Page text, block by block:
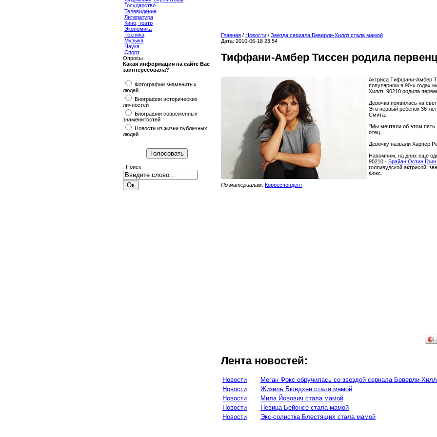
Государство
Телевидение
Литература
Кино, театр
Экономика
Техника
Музыка
Наука
Спорт
Опросы
Какая информация на сайте Вас
заинтересовала?
Фотографии знаменитых
людей
Биографии исторических
личностей
Биографии современных
знаменитостей
Новости из жизни публичных
людей
Поиск
Главная / Новости / Звезда сериала Беверли-Хиллз стала мамой
Дата: 2010-06-18 23:54
Тиффани-Амбер Тиссен родила
Актриса Тиффани-Амбер
популярном в 90-х годах
Хиллз, 90210 родила
Девочка появилась на
Это первый ребенок 36-
Смита.
"Мы мечтали об этом пять
отец.
Девочку назвали Харпер
Напомним, на днях еще
90210 - Брайан Остин
голливудской актрисой,
Фокс.
По материалам: Корреспондент
Лента новостей:
Новости
Меган Фокс обручилась со звездой сериала Беверли-
Новости
Жизель Бюндхен стала мамой
Новости
Мила Йовович стала мамой
Новости
Певица Бейонсе стала мамой
Новости
Экс-солистка Блестящих стала мамой